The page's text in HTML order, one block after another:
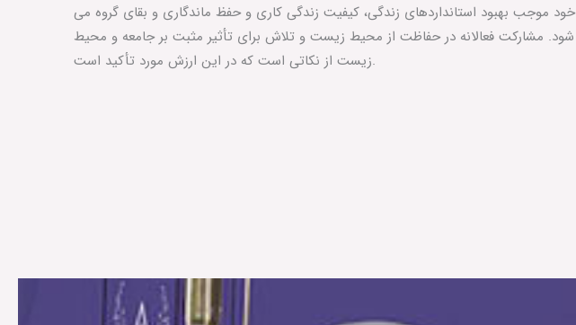
خود موجب بهبود استانداردهای زندگی، کیفیت زندگی کاری و حفظ ماندگاری و بقای گروه می‏
شود. مشارکت فعالانه در حفاظت از محیط زیست و تلاش برای تأثیر مثبت بر جامعه و محیط
زیست از نکاتی است که در این ارزش مورد تأکید است.